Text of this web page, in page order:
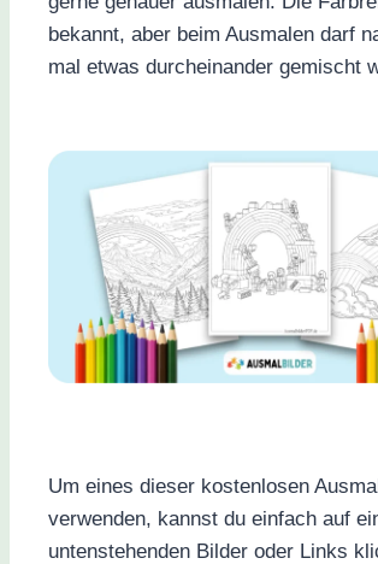
bekannt, aber beim Ausmalen darf
mal etwas durcheinander gemischt
Um eines dieser kostenlosen
verwenden, kannst du einfach auf
untenstehenden Bilder oder Links